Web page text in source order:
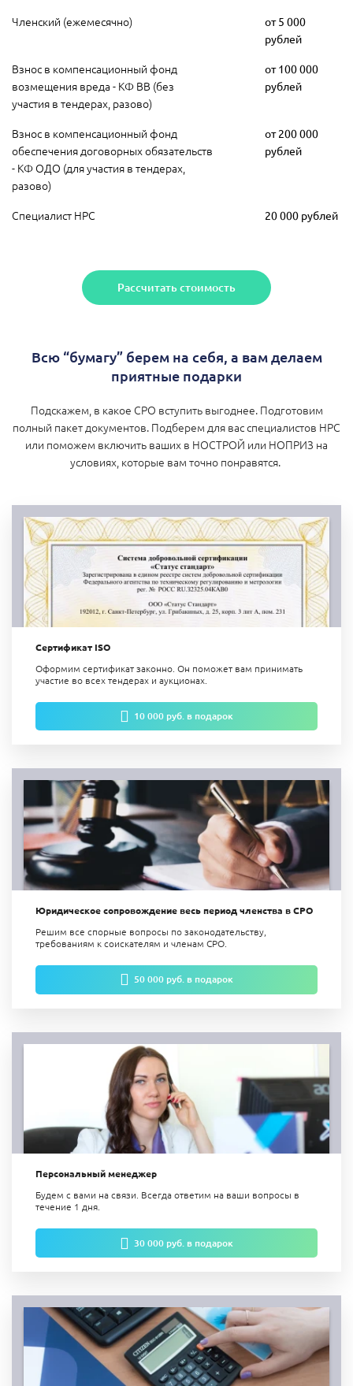
Членский (ежемесячно)
от 5 000
рублей
Взнос в компенсационный фонд
возмещения вреда - КФ ВВ (без
участия в тендерах, разово)
от 100 000
рублей
Взнос в компенсационный фонд
обеспечения договорных обязательств
- КФ ОДО (для участия в тендерах,
разово)
от 200 000
рублей
Специалист НРС 20 000 рублей
Рассчитать стоимость
Всю “бумагу” берем на себя, а вам делаем
приятные подарки
Подскажем, в какое СРО вступить выгоднее. Подготовим
полный пакет документов. Подберем для вас специалистов НРС
или поможем включить ваших в НОСТРОЙ или НОПРИЗ на
условиях, которые вам точно понравятся.
Сертификат ISO
Оформим сертификат законно. Он поможет вам принимать
участие во всех тендерах и аукционах.
10 000 руб. в подарок
Юридическое сопровождение весь период членства в СРО
Решим все спорные вопросы по законодательству,
требованиям к соискателям и членам СРО.
50 000 руб. в подарок
Персональный менеджер
Будем с вами на связи. Всегда ответим на ваши вопросы в
течение 1 дня.
30 000 руб. в подарок